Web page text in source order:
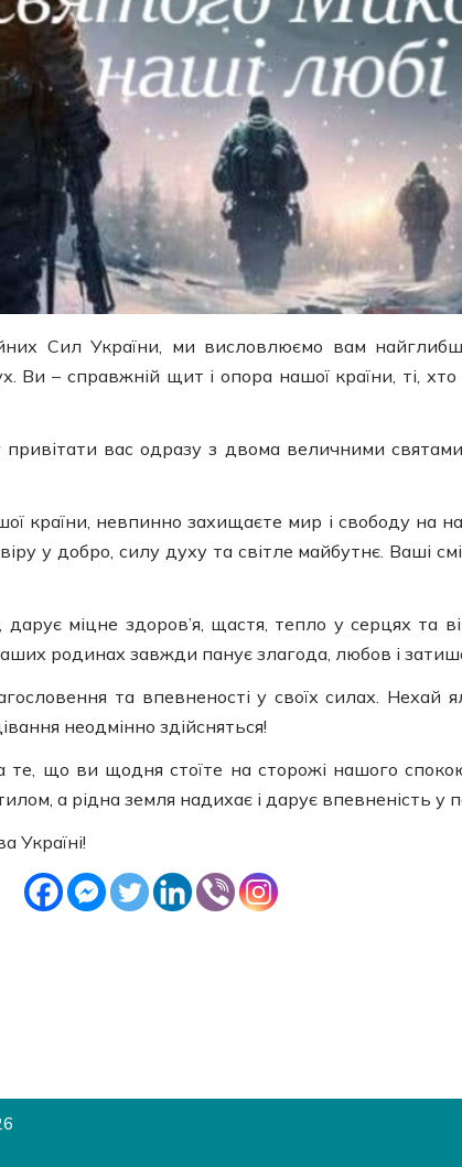
Сил України, ми висловлюємо вам
Ви – справжній щит і опора нашої країни, ті,
привітати вас одразу з двома величними
країни, невпинно захищаєте мир і свободу на
у добро, силу духу та світле майбутнє. Ваші
міцне здоров’я, щастя, тепло у серцях та
родинах завжди панує злагода, любов і
та впевненості у своїх силах. Нехай
неодмінно здійсняться!
те, що ви щодня стоїте на сторожі нашого
а рідна земля надихає і дарує впевненість у
Україні!